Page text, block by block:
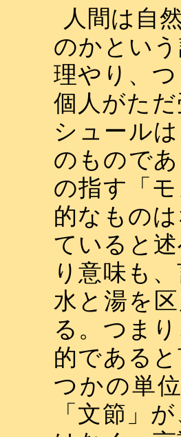
人間は自
のかとい
理やり、
個人がた
シュール
のもので
の指す「
的なもの
ていると
り意味も
水と湯を
る。つま
的である
つかの単
「文節」